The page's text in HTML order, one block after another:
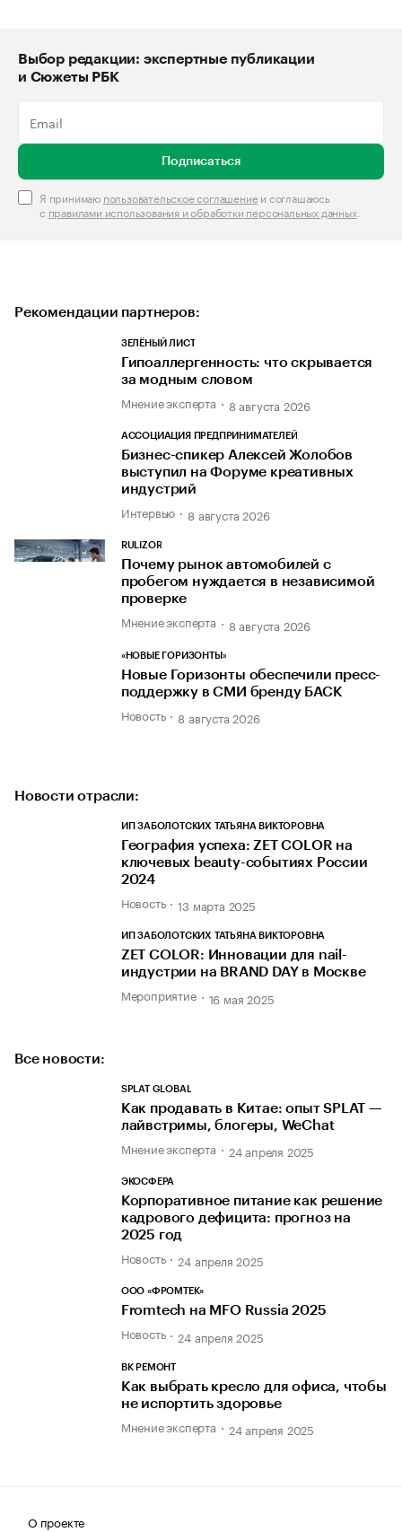
Выбор редакции: экспертные публикации
и Сюжеты РБК
Подписаться
Я принимаю пользовательское соглашениеи соглашаюсь
с правилами использования и обработки персональных данных.
Рекомендации партнеров:
ЗЕЛЁНЫЙ ЛИСТ
Гипоаллергенность: что скрывается
за модным словом
Мнение эксперта 8 августа 2026
АССОЦИАЦИЯ ПРЕДПРИНИМАТЕЛЕЙ
Бизнес-спикер Алексей Жолобов
выступил на Форуме креативных
индустрий
Интервью 8 августа 2026
RULIZOR
Почему рынок автомобилей с
пробегом нуждается в независимой
проверке
Мнение эксперта 8 августа 2026
«НОВЫЕ ГОРИЗОНТЫ»
Новые Горизонты обеспечили пресс-
поддержку в СМИ бренду БАСК
Новость 8 августа 2026
Новости отрасли:
ИП ЗАБОЛОТСКИХ ТАТЬЯНА ВИКТОРОВНА
География успеха: ZET COLOR на
ключевых beauty-событиях России
2024
Новость 13 марта 2025
ИП ЗАБОЛОТСКИХ ТАТЬЯНА ВИКТОРОВНА
ZET COLOR: Инновации для nail-
индустрии на BRAND DAY в Москве
Мероприятие 16 мая 2025
Все новости:
SPLAT GLOBAL
Как продавать в Китае: опыт SPLAT —
лайвстримы, блогеры, WeChat
Мнение эксперта 24 апреля 2025
ЭКОСФЕРА
Корпоративное питание как решение
кадрового дефицита: прогноз на
2025 год
Новость 24 апреля 2025
ООО «ФРОМТЕК»
Fromtech на MFO Russia 2025
Новость 24 апреля 2025
BK РЕМОНТ
Как выбрать кресло для офиса, чтобы
не испортить здоровье
Мнение эксперта 24 апреля 2025
О проекте